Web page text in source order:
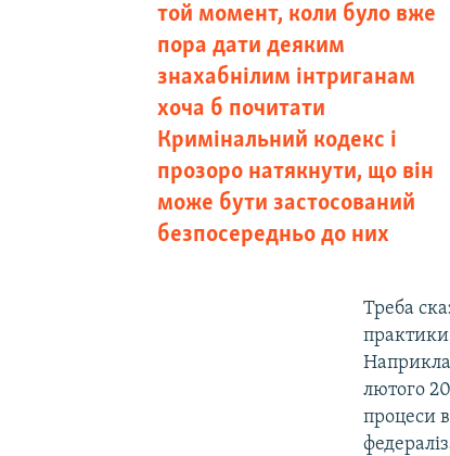
той момент, коли було вже
пора дати деяким
знахабнілим інтриганам
хоча б почитати
Кримінальний кодекс і
прозоро натякнути, що він
може бути застосований
безпосередньо до них
Треба
лютого
процеси